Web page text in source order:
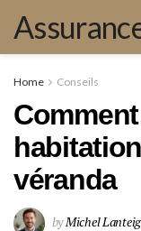
Home Conseils
véranda
byMichel